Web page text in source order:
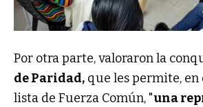
Por otra parte, valoraron la
de Paridad, que les permite, en
lista de Fuerza Común, "una